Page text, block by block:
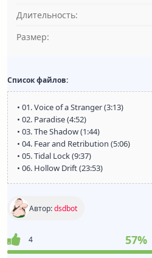
Длительность:
Размер:
Список файлов:
• 01. Voice of a Stranger (3:13)
• 02. Paradise (4:52)
• 03. The Shadow (1:44)
• 04. Fear and Retribution (5:06)
• 05. Tidal Lock (9:37)
• 06. Hollow Drift (23:53)
Автор:dsdbot
4 57%